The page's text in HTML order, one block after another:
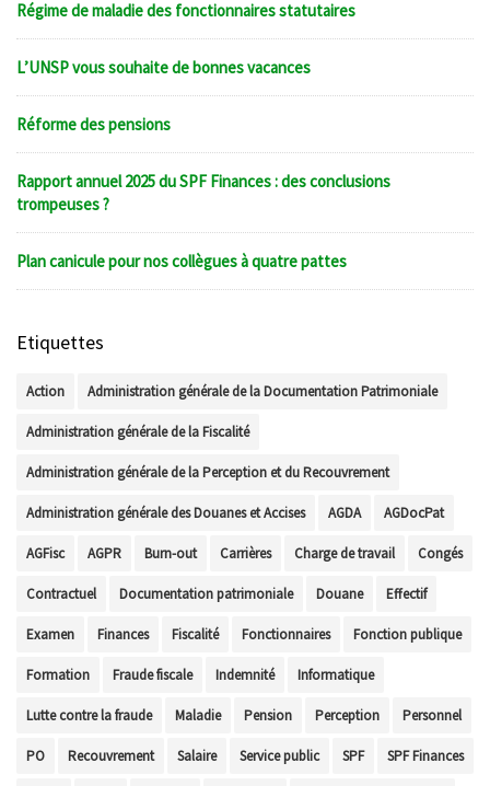
Régime de maladie des fonctionnaires statutaires
L’UNSP vous souhaite de bonnes vacances
Réforme des pensions
Rapport annuel 2025 du SPF Finances : des conclusions
trompeuses ?
Plan canicule pour nos collègues à quatre pattes
Etiquettes
Action Administration générale de la Documentation Patrimoniale
Administration générale de la Fiscalité
Administration générale de la Perception et du Recouvrement
Administration générale des Douanes et Accises AGDA AGDocPat
AGFisc AGPR Burn-out Carrières Charge de travail Congés
Contractuel Documentation patrimoniale Douane Effectif
Examen Finances Fiscalité Fonctionnaires Fonction publique
Formation Fraude fiscale Indemnité Informatique
Lutte contre la fraude Maladie Pension Perception Personnel
PO Recouvrement Salaire Service public SPF SPF Finances